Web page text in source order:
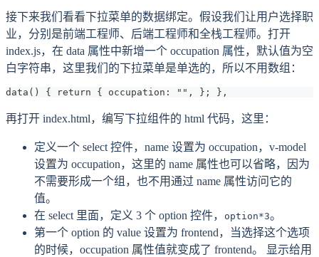
接下来我们看看下拉菜单的数据绑定。假设我们让用户选择职
业，分别是前端工程师、后端工程师和全栈工程师。打开
index.js，在 data 属性中新增一个 occupation 属性，默认值为空
白字符串，这里我们的下拉菜单是单选的，所以不用数组：
data() { return { occupation: "", }; },
再打开 index.html，编写下拉组件的 html 代码，这里：
定义一个 select 控件，name 设置为 occupation，v-model
设置为 occupation，这里的 name 属性也可以省略，因为
不需要形成一个组，也不用通过 name 属性访问它的
值。
在 select 里面，定义 3 个 option 控件，
option*3。
第一个 option 的 value 设置为 frontend，当选择这个选项
的时候，occupation 属性值就变成了 frontend。 显示给用